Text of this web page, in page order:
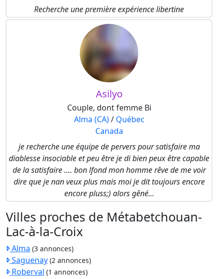
Recherche une première expérience libertine
Asilyo
Couple, dont femme Bi
Alma (CA)/ Québec
Canada
je recherche une équipe de pervers pour satisfaire ma
diablesse insociable et peu être je di bien peux être capable
de la satisfaire .... bon lfond mon homme rêve de me voir
dire que je nan veux plus mais moi je dit toujours encore
encore pluss;) alors gêné...
Villes proches de Métabetchouan-
Lac-à-la-Croix
Alma (3 annonces)
Saguenay (2 annonces)
Roberval (1 annonces)